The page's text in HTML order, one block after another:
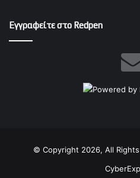
Εγγραφείτε στο Redpen
© Copyright 2026, All